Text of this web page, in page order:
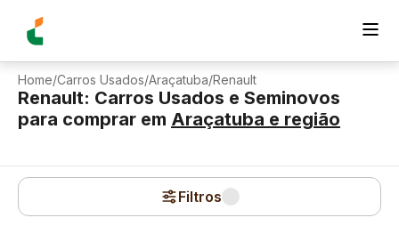
Home/Carros Usados/Araçatuba/Renault
Renault: Carros Usados e Seminovos
para comprar em Araçatuba e região
Filtros